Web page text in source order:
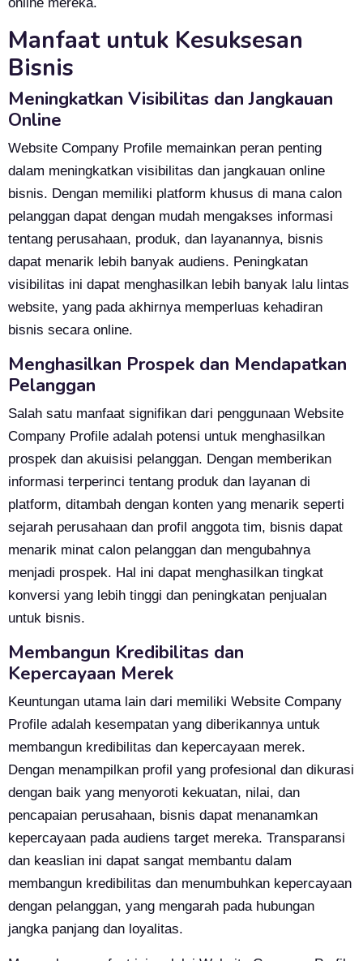
Manfaat untuk Kesuksesan
Bisnis
Meningkatkan Visibilitas dan Jangkauan
Online
Website Company Profile memainkan peran penting
dalam meningkatkan visibilitas dan jangkauan online
bisnis. Dengan memiliki platform khusus di mana calon
pelanggan dapat dengan mudah mengakses informasi
tentang perusahaan, produk, dan layanannya, bisnis
dapat menarik lebih banyak audiens. Peningkatan
visibilitas ini dapat menghasilkan lebih banyak lalu lintas
website, yang pada akhirnya memperluas kehadiran
bisnis secara online.
Menghasilkan Prospek dan Mendapatkan
Pelanggan
Salah satu manfaat signifikan dari penggunaan Website
Company Profile adalah potensi untuk menghasilkan
prospek dan akuisisi pelanggan. Dengan memberikan
informasi terperinci tentang produk dan layanan di
platform, ditambah dengan konten yang menarik seperti
sejarah perusahaan dan profil anggota tim, bisnis dapat
menarik minat calon pelanggan dan mengubahnya
menjadi prospek. Hal ini dapat menghasilkan tingkat
konversi yang lebih tinggi dan peningkatan penjualan
untuk bisnis.
Membangun Kredibilitas dan
Kepercayaan Merek
Keuntungan utama lain dari memiliki Website Company
Profile adalah kesempatan yang diberikannya untuk
membangun kredibilitas dan kepercayaan merek.
Dengan menampilkan profil yang profesional dan dikurasi
dengan baik yang menyoroti kekuatan, nilai, dan
pencapaian perusahaan, bisnis dapat menanamkan
kepercayaan pada audiens target mereka. Transparansi
dan keaslian ini dapat sangat membantu dalam
membangun kredibilitas dan menumbuhkan kepercayaan
dengan pelanggan, yang mengarah pada hubungan
jangka panjang dan loyalitas.